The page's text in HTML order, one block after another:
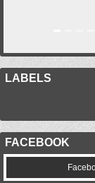
LABELS
FACEBOOK